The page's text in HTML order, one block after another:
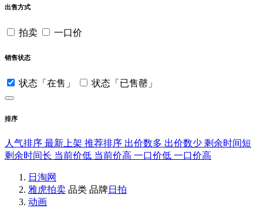
出售方式
拍卖 一口价
销售状态
状态「在售」 状态「已售罄」
排序
人气排序 最新上架 推荐排序 出价数多 出价数少 剩余时间短
剩余时间长 当前价低 当前价高 一口价低 一口价高
日淘网
雅虎拍卖 品类 品牌日拍
动画